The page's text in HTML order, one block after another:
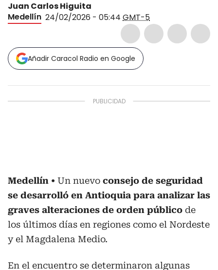
Juan Carlos Higuita
Medellín 24/02/2026 - 05:44 GMT-5
Añadir Caracol Radio en Google
Medellín Un nuevo consejo de seguridad
se desarrolló en Antioquia para analizar las
graves alteraciones de orden público de
los últimos días en regiones como el Nordeste
y el Magdalena Medio.
En el encuentro se determinaron algunas